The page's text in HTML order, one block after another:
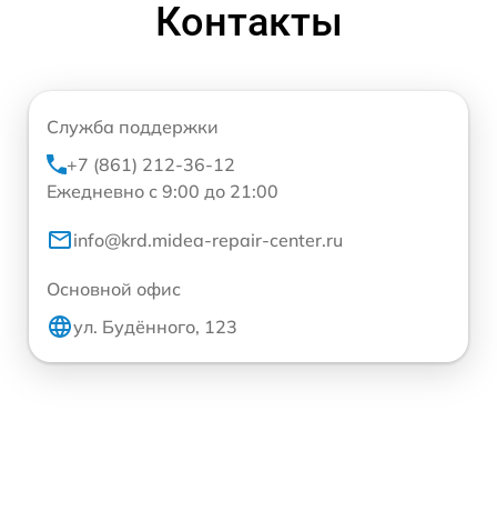
Контакты
Служба поддержки
+7 (861) 212-36-12
Ежедневно с 9:00 до 21:00
info@krd.midea-repair-center.ru
Основной офис
ул. Будённого, 123